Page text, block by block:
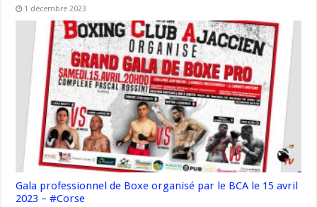
1 décembre 2023
Gala professionnel de Boxe organisé par le BCA le 15 avril
2023 – #Corse